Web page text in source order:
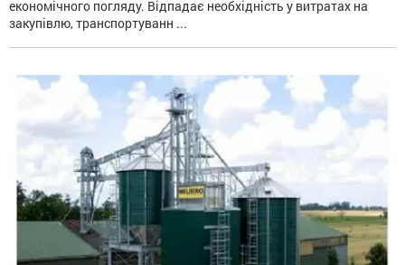
економічного погляду. Відпадає необхідність у витратах на
закупівлю, транспортуванн ...